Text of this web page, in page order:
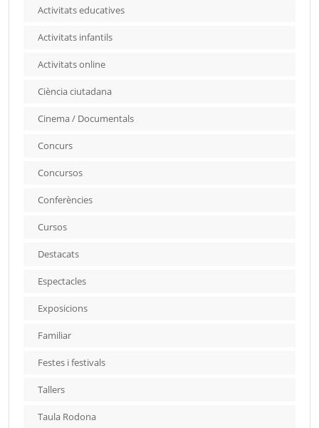
Activitats educatives
Activitats infantils
Activitats online
Ciència ciutadana
Cinema / Documentals
Concurs
Concursos
Conferències
Cursos
Destacats
Espectacles
Exposicions
Familiar
Festes i festivals
Tallers
Taula Rodona